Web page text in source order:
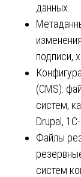
данных.
подписи,
(CMS):
систем,
Drupal,
Файлы
систем